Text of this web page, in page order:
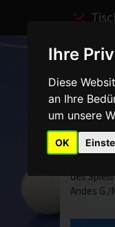
Ihre
Diese
an Ihre
um unsere
OK
Home
des
Andes